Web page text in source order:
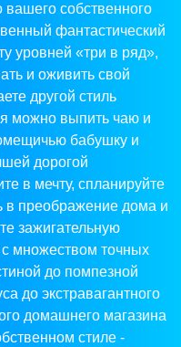
собственного
фантастический
уровней «три в ряд»,
и оживить свой
другой стиль
можно выпить чаю и
бабушку и
дорогой
в мечту, спланируйте
в преображение дома и
зажигательную
с множеством точных
до помпезной
до экстравагантного
домашнего магазина
стиле -